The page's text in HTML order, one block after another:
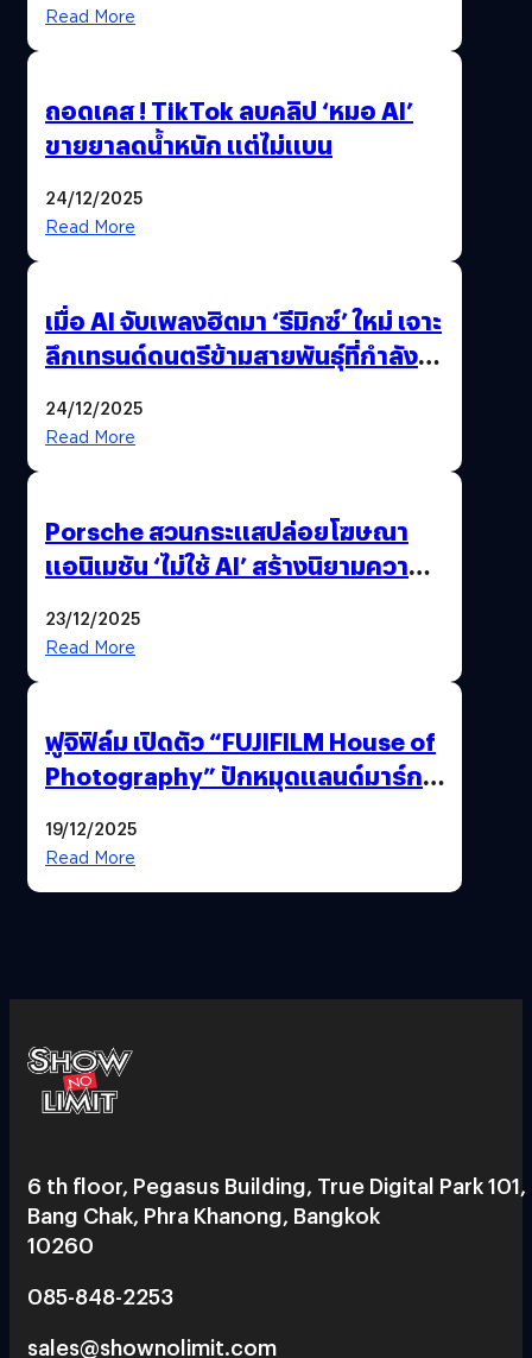
Read More
ถอดเคส ! TikTok ลบคลิป ‘หมอ AI’
ขายยาลดน้ำหนัก แต่ไม่แบน
24/12/2025
Read More
เมื่อ AI จับเพลงฮิตมา ‘รีมิกซ์’ ใหม่ เจาะ
ลึกเทรนด์ดนตรีข้ามสายพันธุ์ที่กำลัง
24/12/2025
Read More
Porsche สวนกระแสปล่อยโฆษณา
แอนิเมชัน ‘ไม่ใช้ AI’ สร้างนิยามความ
23/12/2025
Read More
ฟูจิฟิล์ม เปิดตัว “FUJIFILM House of
Photography” ปักหมุดแลนด์มาร์ก
19/12/2025
Read More
6 th floor, Pegasus Building, True Digital Park 101,
Bang Chak, Phra Khanong, Bangkok
10260
085-848-2253
sales@shownolimit.com